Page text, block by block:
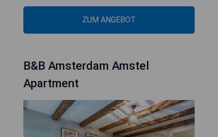
ZUM ANGEBOT
B&B Amsterdam Amstel
Apartment